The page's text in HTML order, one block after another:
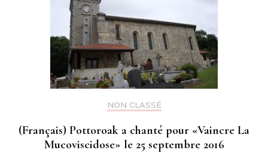
NON CLASSÉ
(Français) Pottoroak a chanté pour «Vaincre La
Mucoviscidose» le 25 septembre 2016